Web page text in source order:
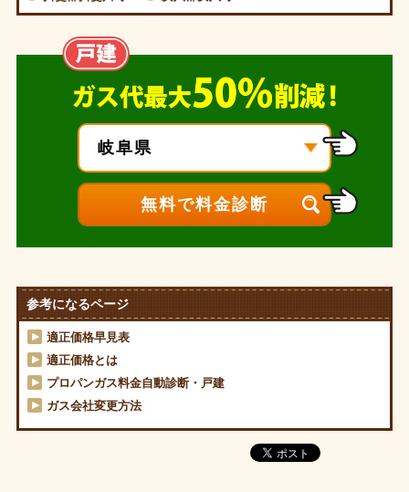
参考になるページ
適正価格早見表
適正価格とは
プロパンガス料金自動診断・戸建
ガス会社変更方法